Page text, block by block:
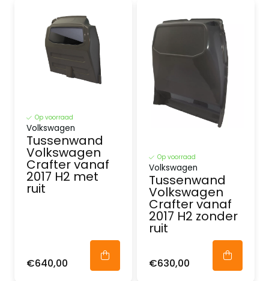
Op voorraad
Volkswagen
Tussenwand
Volkswagen
Crafter vanaf
2017 H2 met
ruit
€640,00
Op voorraad
Volkswagen
Tussenwand
Volkswagen
Crafter vanaf
2017 H2 zonder
ruit
€630,00